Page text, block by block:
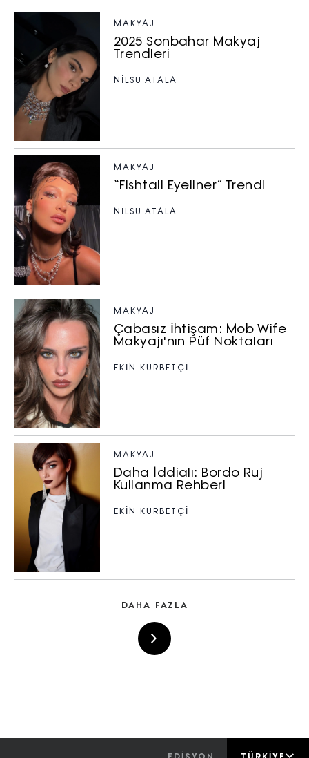
MAKYAJ
2025 Sonbahar Makyaj
Trendleri
NILSU ATALA
MAKYAJ
“Fishtail Eyeliner” Trendi
NILSU ATALA
MAKYAJ
Çabasız İhtişam: Mob Wife
Makyajı'nın Püf Noktaları
EKİN KURBETÇİ
MAKYAJ
Daha İddialı: Bordo Ruj
Kullanma Rehberi
EKİN KURBETÇİ
DAHA FAZLA